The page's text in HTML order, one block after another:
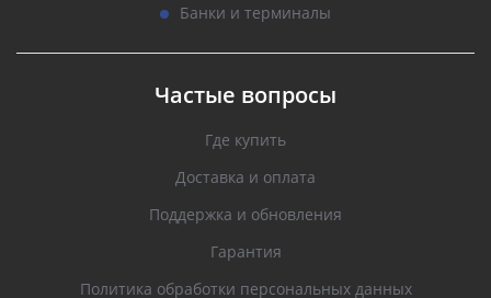
Банки и терминалы
Частые вопросы
Где купить
Доставка и оплата
Поддержка и обновления
Гарантия
Политика обработки персональных данных